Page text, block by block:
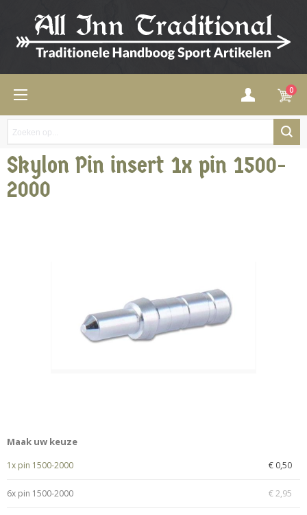
0
Skylon Pin insert 1x pin 1500-
2000
Maak uw keuze
1x pin 1500-2000 € 0,50
6x pin 1500-2000 € 2,95